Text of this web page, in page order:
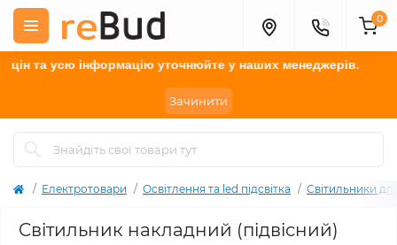
та усю інформацію уточнюйтеу наших менеджерів.
Зачинити
0
Електротовари Освітлення та led підсвітка Світильники
Cвітильник накладний (підвісний)